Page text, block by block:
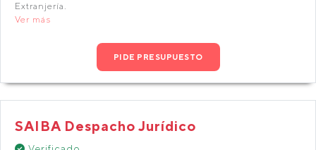
Extranjería.
Ver más
PIDE PRESUPUESTO
SAIBA Despacho Jurídico